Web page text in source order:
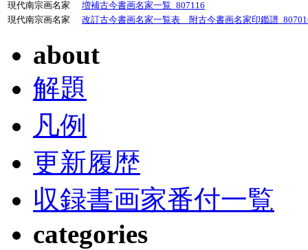
現代南宗画名家
増補古今書画名家一覧_807116
現代南宗画名家
改訂古今書画名家一覧表 附古今書画名家印鑑譜
about
解題
凡例
更新履歴
収録書画家番付一覧
categories